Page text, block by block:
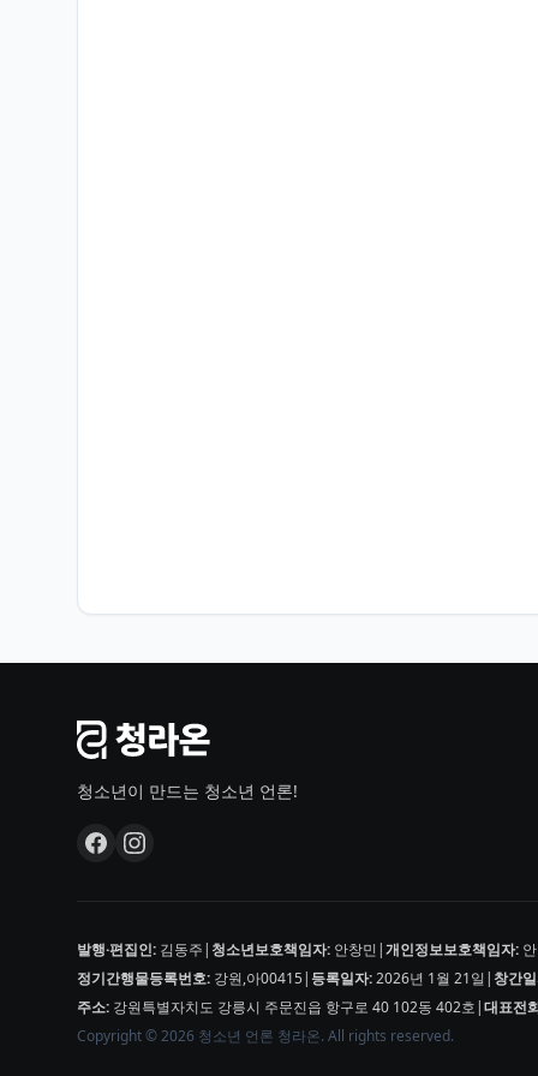
청소년이 만드는 청소년 언론!
발행·편집인: 김동주| 청소년보호책임자: 안창민|개인정보보호책임자:
정기간행물등록번호: 강원,아00415| 등록일자:2026년 1월 21일|창간
주소: 강원특별자치도 강릉시 주문진읍 항구로 40 102동 402호|대표전
Copyright © 2026 청소년 언론 청라온. All rights reserved.